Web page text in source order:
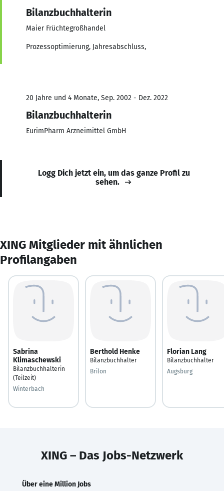
Bilanzbuchhalterin
Maier Früchtegroßhandel
Prozessoptimierung, Jahresabschluss,
20 Jahre und 4 Monate, Sep. 2002 - Dez. 2022
Bilanzbuchhalterin
EurimPharm Arzneimittel GmbH
Logg Dich jetzt ein, um das ganze Profil zu
sehen.
XING Mitglieder mit ähnlichen
Profilangaben
Sabrina
Klimaschewski
Bilanzbuchhalterin
(Teilzeit)
Winterbach
Berthold Henke
Bilanzbuchhalter
Brilon
Florian Lang
Bilanzbuchhalter
Augsburg
XING – Das Jobs-Netzwerk
Über eine Million Jobs